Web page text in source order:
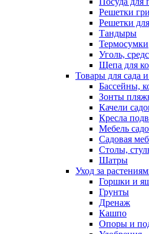
Решетки
Решетки
Тандыры
Термосумки
Уголь,
Щепа для
Товары для сада
Бассейны,
Зонты
Качели
Кресла
Мебель
Садовая
Столы,
Шатры
Уход за
Горшки и
Грунты
Дренаж
Кашпо
Опоры и